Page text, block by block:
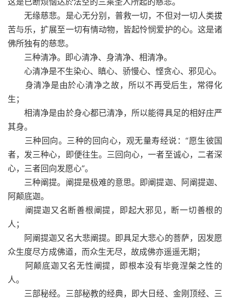
无缘慈悲。是心无分别，普救一切，不但对一切人类拔
苦与乐，扩展至一切有情动物，皆起怜悯爱护的心。这是诸
佛所独有的慈悲。
三种清净。即心清净、身清净、相清净。
心清净是不生染心、瞋心、骄慢心、悭贪心、邪见心。
身清净是由於心清净之故，所以不再受后生，常得化
生；
相清净是由於身心都已清净，所以能得具足的相好庄严
其身。
三种回向。三种的回向心，观无量寿经说：“愿生彼国
者，发三种心，即便往生。三回向心，一者至诚心，二者深
心，三者回向发愿心”。
三种阐提。阐提是极难的意思。即阐提迦、阿阐提迦、
阿颠底迦。
阐提迦又名断善根阐提，即起大邪见，断一切善根的
人；
阿阐提迦又名大悲阐提。即具足大悲心的菩萨，因发愿
众生度尽方成佛道，而众生无尽，故成佛亦遥遥无期；
阿颠底迦又名无性阐提，即根本没有毕竟涅槃之性的
人。
三部秘经。三部秘教的经典，即大日经、金刚顶经、三